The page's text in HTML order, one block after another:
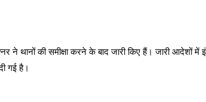
थानों की समीक्षा करने के बाद जारी किए हैं। जारी आदेशों में
गई है।